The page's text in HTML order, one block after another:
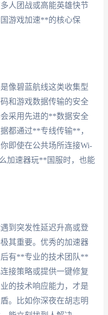
人团战或高能英雄快节
游戏加速**的核心保
像碧蓝航线这类收集型
和游戏数据传输的安全
采用先进的**数据安全
都通过**专线传输**，
即使在公共场所连接Wi-
加速器玩**国服时，也能
到突发性延迟升高或登
其重要。优秀的加速器
有**专业的技术团队**
接策略或提供一键修复
的技术响应能力，才是
。比如你深夜在胡志明